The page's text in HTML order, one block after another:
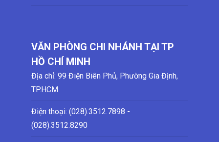
VĂN PHÒNG CHI NHÁNH TẠI TP
HỒ CHÍ MINH
Địa chỉ: 99 Điện Biên Phủ, Phường Gia Định,
TP.HCM
Điện thoại: (028).3512.7898 -
(028).3512.8290